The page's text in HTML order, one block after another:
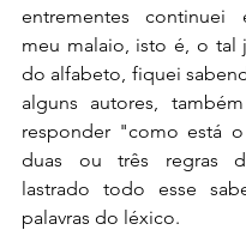
entrementes continuei
meu malaio, isto é, o tal
do alfabeto, fiquei
alguns autores,
responder "como está
duas ou três regras
lastrado todo esse
palavras do léxico.